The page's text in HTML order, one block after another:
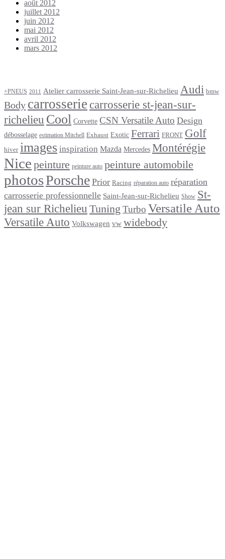
août 2012
juillet 2012
juin 2012
mai 2012
avril 2012
mars 2012
+PNEUS 2011 Atelier carrosserie Saint-Jean-sur-Richelieu Audi bmw
Body carrosserie carrosserie st-jean-sur-
richelieu Cool Corvette CSN Versatile Auto Design
débosselage estimation Mitchell Exhaust Exotic Ferrari FRONT Golf
hiver images inspiration Mazda Mercedes Montérégie
Nice peinture peinture auto peinture automobile
photosPorsche Prior Racing réparation auto réparation
carrosserie professionnelle Saint-Jean-sur-Richelieu Show St-
jean sur Richelieu Tuning Turbo Versatile Auto
Versatile Auto Volkswagen vw widebody